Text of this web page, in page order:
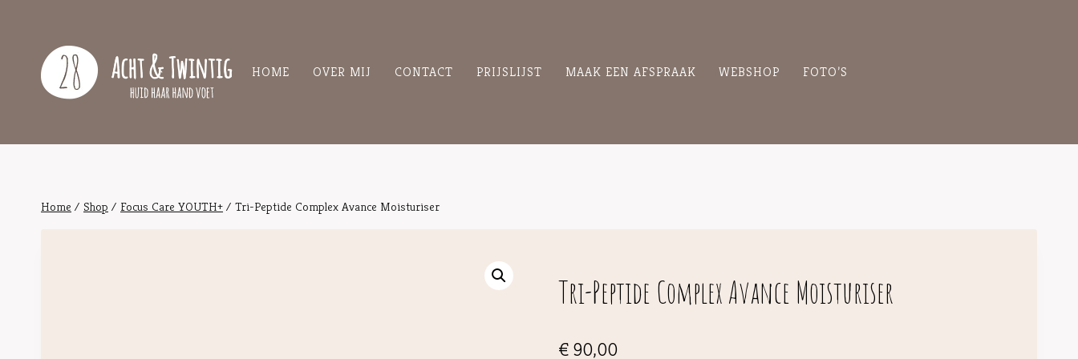
HOME OVER MIJ CONTACT PRIJSLIJST MAAK EEN AFSPRAAK WEBSHOP FOTO’S
Home / Shop / Focus Care YOUTH+ / Tri-Peptide Complex Avance Moisturiser
Tri-Peptide Complex Avance Moisturiser
€ 90,00